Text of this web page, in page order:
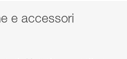
e accessori